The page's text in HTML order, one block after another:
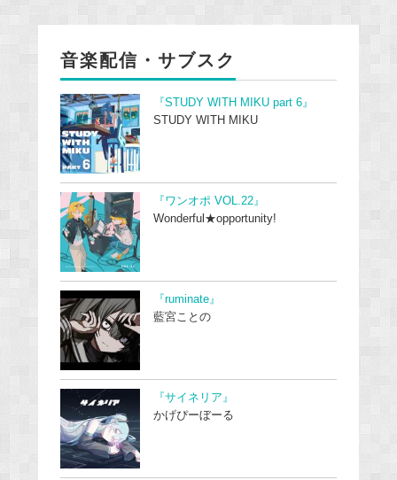
音楽配信・サブスク
『STUDY WITH MIKU part 6』
STUDY WITH MIKU
『ワンオポ VOL.22』
Wonderful★opportunity!
『ruminate』
藍宮ことの
『サイネリア』
かげぴーぼーる